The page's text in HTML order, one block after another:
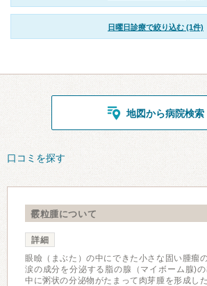
日曜日診療で絞り込む (1件)
地図から病院検索
口コミを探す
霰粒腫について
詳細
眼瞼（まぶた）の中にできた小さな固い腫瘤の
涙の成分を分泌する脂の腺（マイボーム腺)
中に粥状の分泌物がたまって肉芽腫を形成した